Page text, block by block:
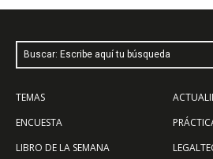
Buscar: Escribe aquí tu búsqueda
TEMAS
ENCUESTA
LIBRO DE LA SEMANA